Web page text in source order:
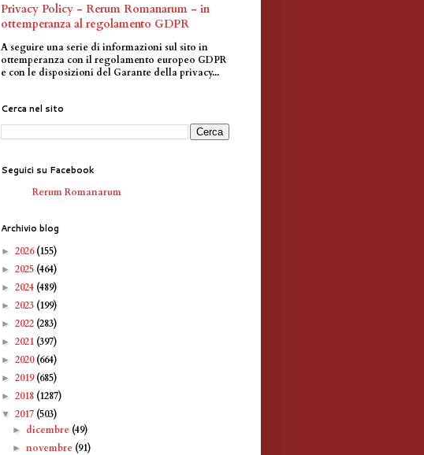
Privacy Policy - Rerum Romanarum - in
ottemperanza al regolamento GDPR
A seguire una serie di informazioni sul sito in
ottemperanza con il regolamento europeo GDPR
e con le disposizioni del Garante della privacy...
Cerca nel sito
Seguici su Facebook
Rerum Romanarum
Archivio blog
► 2026(155)
► 2025 (464)
► 2024 (489)
► 2023 (199)
► 2022 (283)
► 2021 (397)
► 2020(664)
► 2019(685)
► 2018 (1287)
▼ 2017 (503)
► dicembre (49)
►novembre (91)